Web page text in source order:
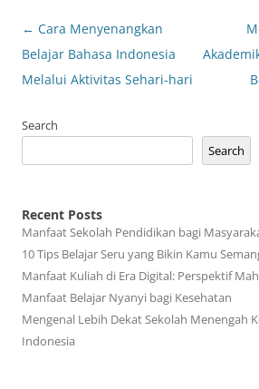
Post
navigation
← Cara Menyenangkan
Belajar Bahasa Indonesia
Melalui Aktivitas Sehari-hari
Search
Search
Recent Posts
Manfaat Sekolah Pendidikan bagi
10 Tips Belajar Seru yang Bikin Kamu
Manfaat Kuliah di Era Digital: Perspektif
Manfaat Belajar Nyanyi bagi Kesehatan
Mengenal Lebih Dekat Sekolah Menengah
Indonesia